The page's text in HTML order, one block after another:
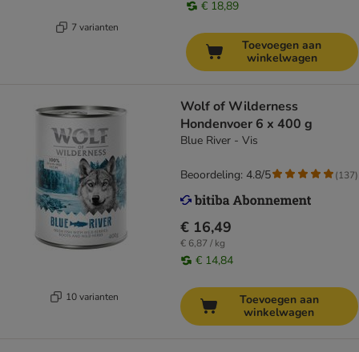
7 varianten
€ 18,89
Toevoegen aan
winkelwagen
10 varianten
Wolf of Wilderness
Hondenvoer 6 x 400 g
Blue River - Vis
€ 16,49
€ 6,87 / kg
€ 14,84
Beoordeling: 4.8/5 (137)
Toevoegen aan
winkelwagen